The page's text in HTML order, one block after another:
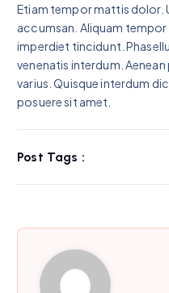
Etiam tempor mattis dolor.
accumsan. Aliquam
imperdiet tincidunt.
venenatis interdum.
varius. Quisque interdum
posuere sit amet.
Post Tags :